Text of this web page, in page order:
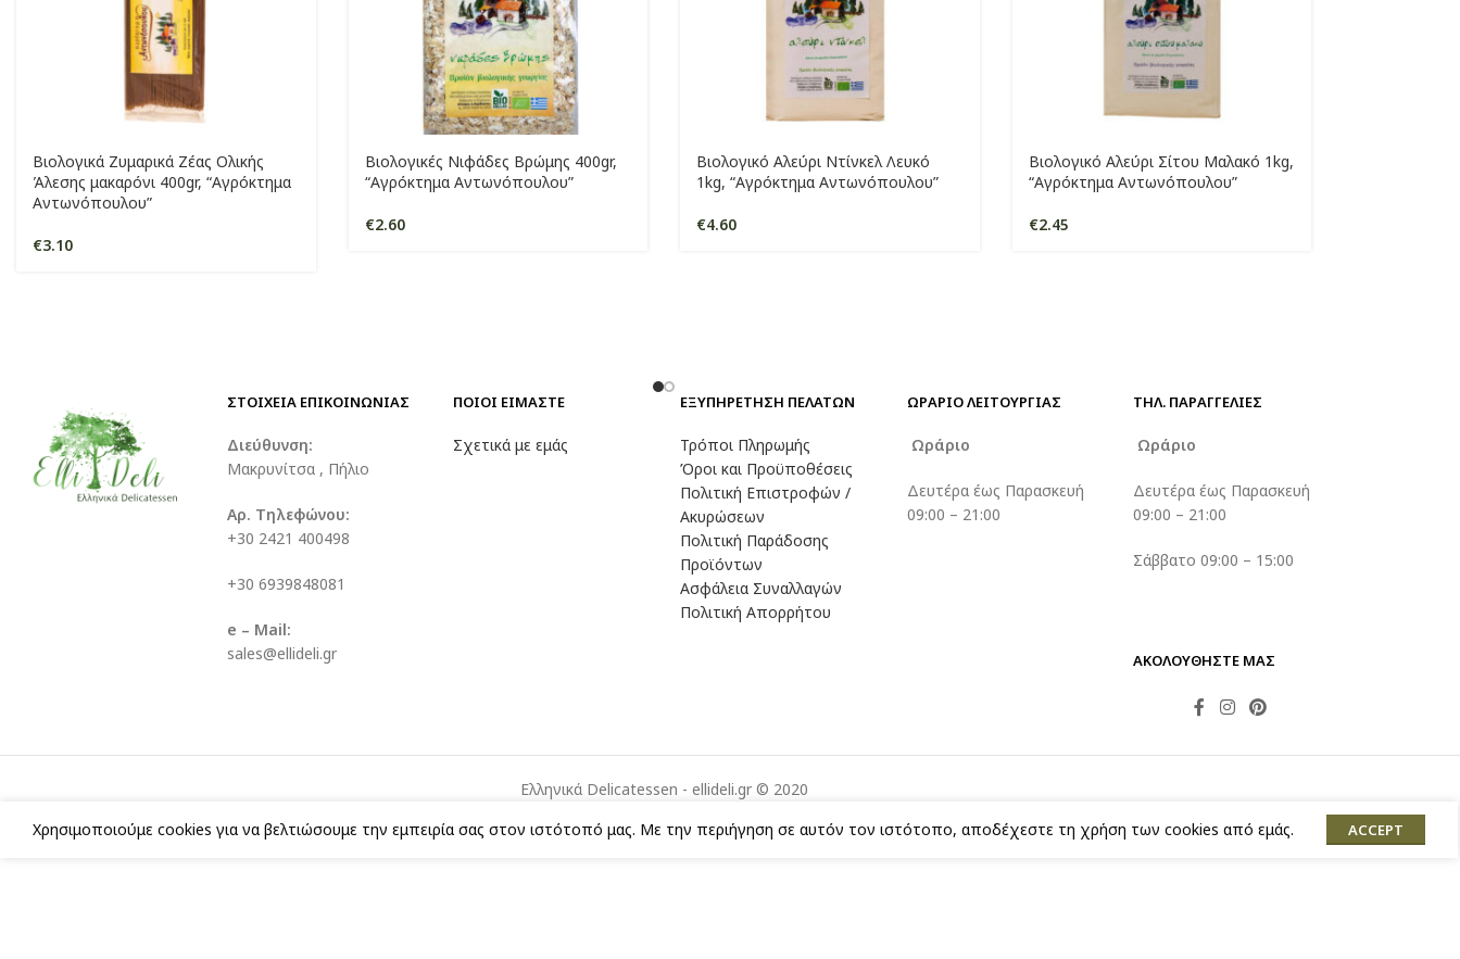
Βιολογικά Ζυμαρικά Ζέας Ολικής
Άλεσης μακαρόνι 400gr, “Αγρόκτημα
Αντωνόπουλου”
€3.10
Βιολογικές Νιφάδες Βρώμης 400gr,
“Αγρόκτημα Αντωνόπουλου”
€2.60
Βιολογικό Αλεύρι Ντίνκελ Λευκό
1kg, “Αγρόκτημα Αντωνόπουλου”
€4.60
Βιολογικό Αλεύρι Σίτου Μαλακό 1kg,
“Αγρόκτημα Αντωνόπουλου”
€2.45
ΣΤΟΙΧΕΙΑ ΕΠΙΚΟΙΝΩΝΙΑΣ
Διεύθυνση:
Μακρυνίτσα , Πήλιο
Αρ. Τηλεφώνου:
+30 2421 400498
+30 6939848081
e – Mail:
sales@ellideli.gr
ΠΟΙΟΙ ΕΙΜΑΣΤΕ
Σχετικά με εμάς
ΕΞΥΠΗΡΕΤΗΣΗ ΠΕΛΑΤΩΝ
Τρόποι Πληρωμής
Όροι και Προϋποθέσεις
Πολιτική Επιστροφών /
Ακυρώσεων
Πολιτική Παράδοσης
Προϊόντων
Ασφάλεια Συναλλαγών
Πολιτική Απορρήτου
ΩΡΑΡΙΟ ΛΕΙΤΟΥΡΓΙΑΣ
Ωράριο
Δευτέρα έως Παρασκευή
09:00 – 21:00
ΤΗΛ. ΠΑΡΑΓΓΕΛΊΕΣ
Ωράριο
Δευτέρα έως Παρασκευή
09:00 – 21:00
Σάββατο 09:00 – 15:00
ΑΚΟΛΟΥΘΗΣΤΕ ΜΑΣ
Ελληνικά Delicatessen - ellideli.gr © 2020
Χρησιμοποιούμε cookies για να βελτιώσουμε την εμπειρία σας στον ιστότοπό μας. Με την περιήγηση σε αυτόν τον ιστότοπο, αποδέχεστε τη χρήση των cookies από εμάς. ACCEPT